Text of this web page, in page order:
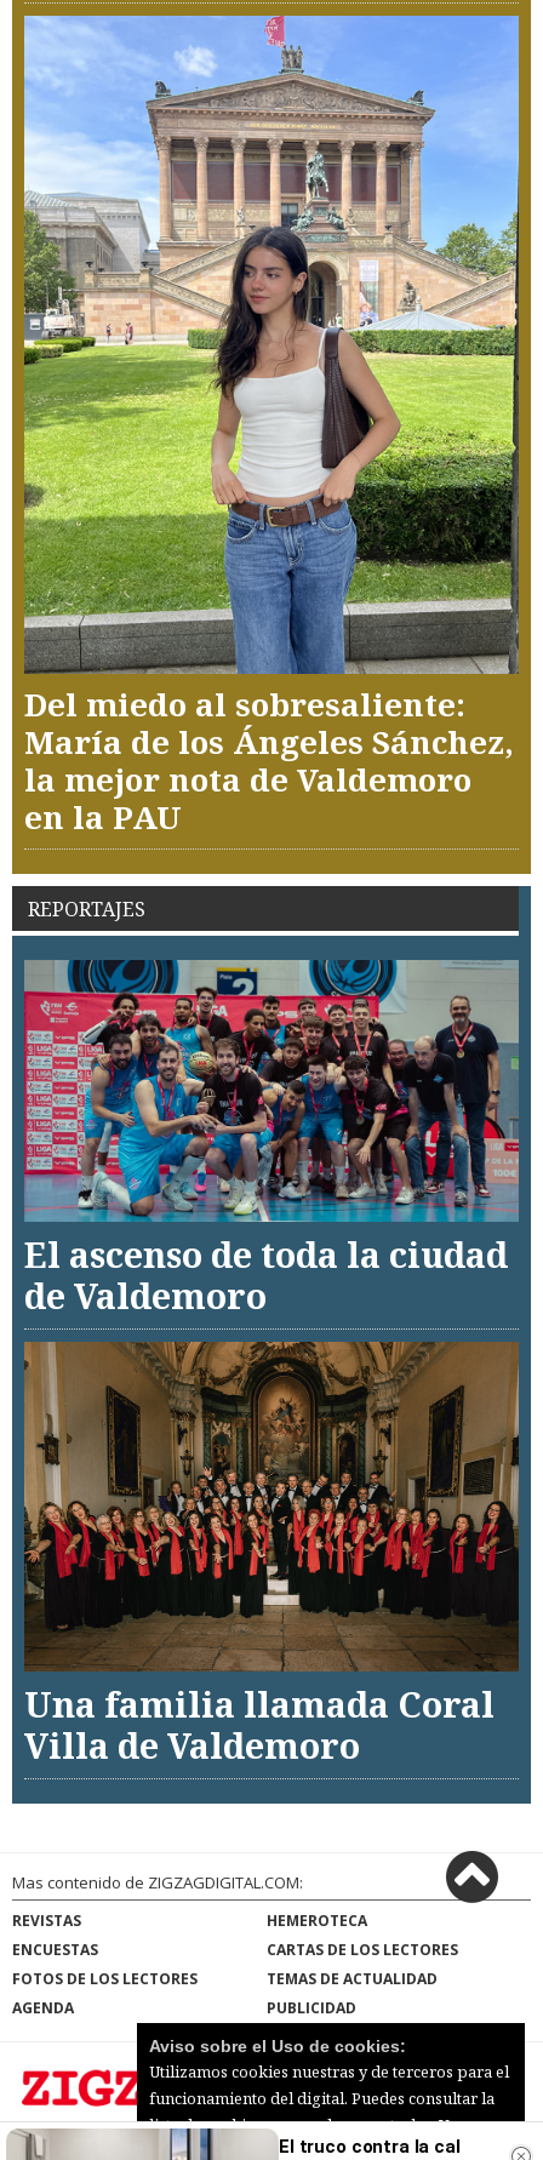
Del miedo al sobresaliente:
María de los Ángeles Sánchez,
la mejor nota de Valdemoro
en la PAU
REPORTAJES
El ascenso de toda la ciudad
de Valdemoro
Una familia llamada Coral
Villa de Valdemoro
Mas contenido de ZIGZAGDIGITAL.COM:
REVISTAS
HEMEROTECA
ENCUESTAS
CARTAS DE LOS LECTORES
FOTOS DE LOS LECTORES
TEMAS DE ACTUALIDAD
AGENDA
PUBLICIDAD
ZIGZAGDIGITAL.COM | Términos de uso|
El truco contra la cal
Aviso sobre el Uso de cookies:
Utilizamos cookies nuestras y de terceros para el
funcionamiento del digital. Puedes consultar la
lista de cookies y como desconectarlas.Ver
nuestra Política de Privacidad y Cookies